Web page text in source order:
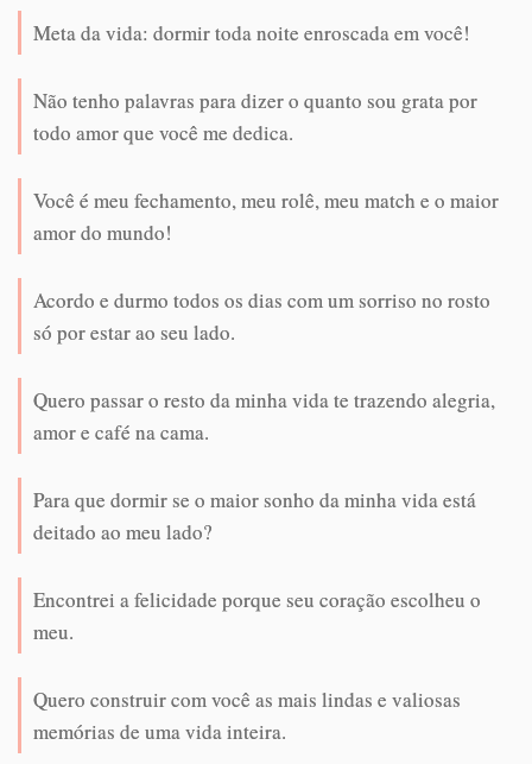
Meta da vida: dormir toda noite enroscada em você!
Não tenho palavras para dizer o quanto sou grata por
todo amor que você me dedica.
Você é meu fechamento, meu rolê, meu match e o maior
amor do mundo!
Acordo e durmo todos os dias com um sorriso no rosto
só por estar ao seu lado.
Quero passar o resto da minha vida te trazendo alegria,
amor e café na cama.
Para que dormir se o maior sonho da minha vida está
deitado ao meu lado?
Encontrei a felicidade porque seu coração escolheu o
meu.
Quero construir com você as mais lindas e valiosas
memórias de uma vida inteira.